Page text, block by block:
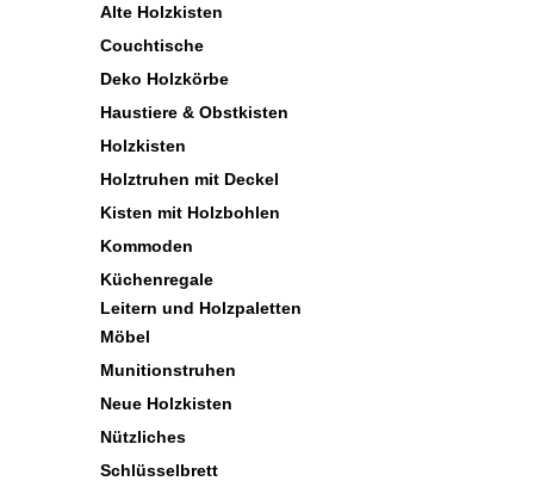
Alte Holzkisten
Couchtische
Deko Holzkörbe
Haustiere & Obstkisten
Holzkisten
Holztruhen mit Deckel
Kisten mit Holzbohlen
Kommoden
Küchenregale
Leitern und Holzpaletten
Möbel
Munitionstruhen
Neue Holzkisten
Nützliches
Schlüsselbrett